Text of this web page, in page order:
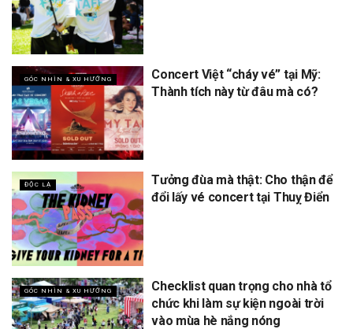
GÓC NHÌN & XU HƯỚNG
Concert Việt “cháy vé” tại Mỹ:
Thành tích này từ đâu mà có?
ĐỘC LẠ
Tưởng đùa mà thật: Cho thận để
đổi lấy vé concert tại Thuỵ Điển
GÓC NHÌN & XU HƯỚNG
Checklist quan trọng cho nhà tổ
chức khi làm sự kiện ngoài trời
vào mùa hè nắng nóng